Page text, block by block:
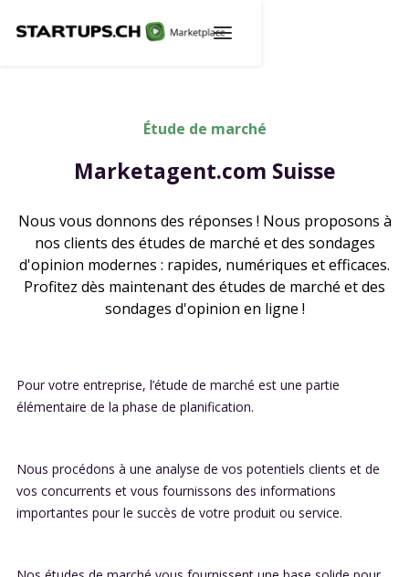
Étude de marché
Marketagent.com Suisse
Nous vous donnons des réponses ! Nous proposons à
nos clients des études de marché et des sondages
d'opinion modernes : rapides, numériques et efficaces.
Profitez dès maintenant des études de marché et des
sondages d'opinion en ligne !
Pour votre entreprise, l’étude de marché est une partie
élémentaire de la phase de planification.
Nous procédons à une analyse de vos potentiels clients et de
vos concurrents et vous fournissons des informations
importantes pour le succès de votre produit ou service.